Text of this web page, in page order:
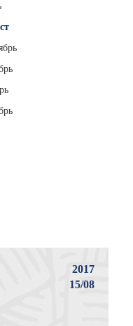
2017
15/08